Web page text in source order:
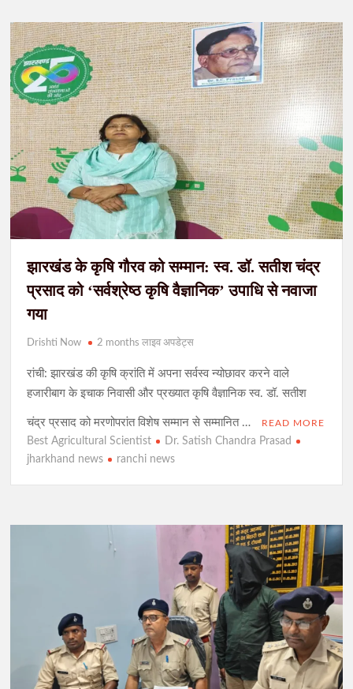
झारखंड के कृषि गौरव को सम्मान: स्व. डॉ. सतीश चंद्र
प्रसाद को ‘सर्वश्रेष्ठ कृषि वैज्ञानिक’ उपाधि से नवाजा
गया
Drishti Now 2 months लाइव अपडेट्स
रांची: झारखंड की कृषि क्रांति में अपना सर्वस्व न्योछावर करने वाले
हजारीबाग के इचाक निवासी और प्रख्यात कृषि वैज्ञानिक स्व. डॉ. सतीश
चंद्र प्रसाद को मरणोपरांत विशेष सम्मान से सम्मानित … READ MORE
Best Agricultural Scientist
Dr. Satish Chandra Prasad
jharkhand news
ranchi news